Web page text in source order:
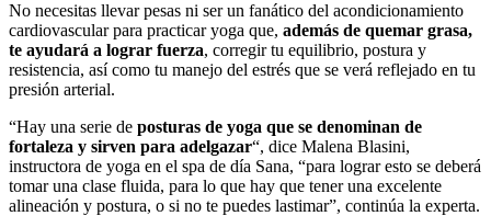
No necesitas llevar pesas ni ser un fanático del acondicionamiento
cardiovascular para practicar yoga que, además de quemar grasa,
te ayudará a lograr fuerza, corregir tu equilibrio, postura y
resistencia, así como tu manejo del estrés que se verá reflejado en tu
presión arterial.
“Hay una serie de posturas de yoga que se denominan de
fortaleza y sirven para adelgazar“, dice Malena Blasini,
instructora de yoga en el spa de día Sana, “para lograr esto se deberá
tomar una clase fluida, para lo que hay que tener una excelente
alineación y postura, o si no te puedes lastimar”, continúa la experta.